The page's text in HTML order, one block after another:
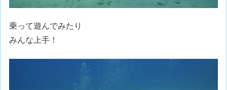
乗って遊んでみたり
みんな上手！